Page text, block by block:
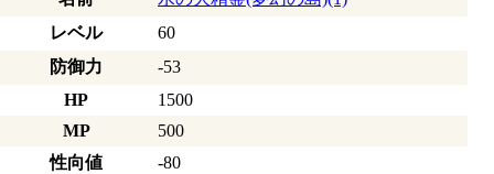
レベル
60
防御力
-53
HP
1500
MP
500
性向値
-80